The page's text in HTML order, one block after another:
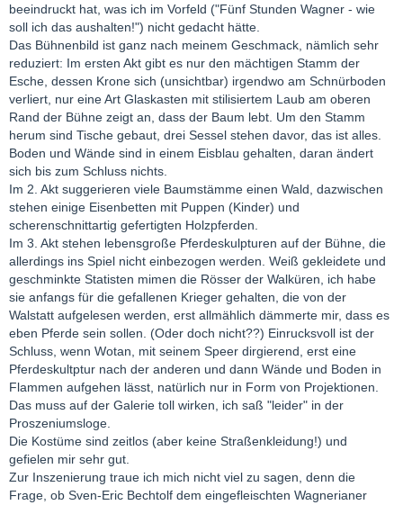
beeindruckt hat, was ich im Vorfeld ("Fünf Stunden Wagner - wie
soll ich das aushalten!") nicht gedacht hätte.
Das Bühnenbild ist ganz nach meinem Geschmack, nämlich sehr
reduziert: Im ersten Akt gibt es nur den mächtigen Stamm der
Esche, dessen Krone sich (unsichtbar) irgendwo am Schnürboden
verliert, nur eine Art Glaskasten mit stilisiertem Laub am oberen
Rand der Bühne zeigt an, dass der Baum lebt. Um den Stamm
herum sind Tische gebaut, drei Sessel stehen davor, das ist alles.
Boden und Wände sind in einem Eisblau gehalten, daran ändert
sich bis zum Schluss nichts.
Im 2. Akt suggerieren viele Baumstämme einen Wald, dazwischen
stehen einige Eisenbetten mit Puppen (Kinder) und
scherenschnittartig gefertigten Holzpferden.
Im 3. Akt stehen lebensgroße Pferdeskulpturen auf der Bühne, die
allerdings ins Spiel nicht einbezogen werden. Weiß gekleidete und
geschminkte Statisten mimen die Rösser der Walküren, ich habe
sie anfangs für die gefallenen Krieger gehalten, die von der
Walstatt aufgelesen werden, erst allmählich dämmerte mir, dass es
eben Pferde sein sollen. (Oder doch nicht??) Einrucksvoll ist der
Schluss, wenn Wotan, mit seinem Speer dirgierend, erst eine
Pferdeskultptur nach der anderen und dann Wände und Boden in
Flammen aufgehen lässt, natürlich nur in Form von Projektionen.
Das muss auf der Galerie toll wirken, ich saß "leider" in der
Proszeniumsloge.
Die Kostüme sind zeitlos (aber keine Straßenkleidung!) und
gefielen mir sehr gut.
Zur Inszenierung traue ich mich nicht viel zu sagen, denn die
Frage, ob Sven-Eric Bechtolf dem eingefleischten Wagnerianer